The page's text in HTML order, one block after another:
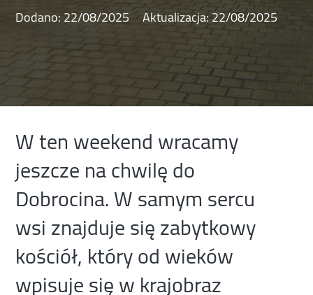
Dodano:22/08/2025 Aktualizacja:22/08/2025
W ten weekend wracamy
jeszcze na chwilę do
Dobrocina. W samym sercu
wsi znajduje się zabytkowy
kościół, który od wieków
wpisuje się w krajobraz